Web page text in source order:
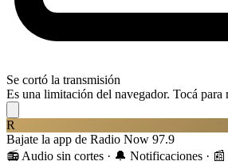
Se cortó la transmisión
Es una limitación del navegador. Tocá para
R
Bajate la app de Radio Now 97.9
📻 Audio sin cortes · 🔔 Notificaciones ·